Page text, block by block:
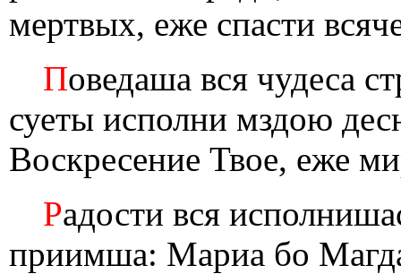
мертвых, еже спасти
Поведаша вся чудеса
суеты исполни мздою
Воскресение Твое, еже
Радости вся
приимша: Мариа бо